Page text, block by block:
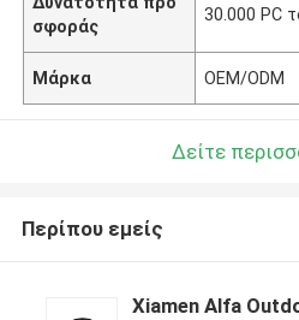
σφοράς
30.000 PC
Μάρκα OEM/ODM
Δείτε
Περίπου εμείς
Xiamen Alfa